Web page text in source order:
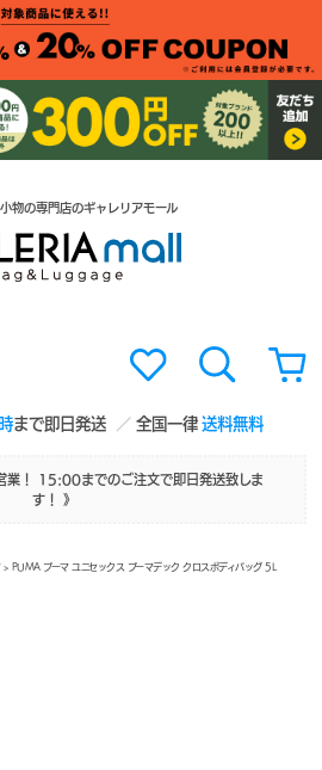
まで即日発送 全国一律送料無料
小物の専門店のギャレリアモール
業！ 15:00までのご注文で即日発送致しま
す！ 》
> PUMA プーマ ユニセックス プーマデック クロスボディバッグ 5L